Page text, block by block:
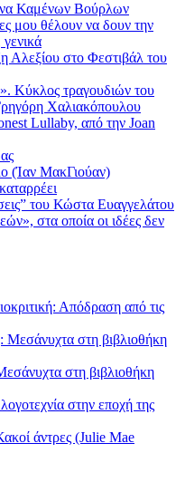
Καμένων Βούρλων
μου θέλουν να δουν την
Αλεξίου στο Φεστιβάλ του
τραγουδιών του
Χαλιακόπουλου
Lullaby, από την Joan
(Ίαν ΜακΓιούαν)
του Κώστα Ευαγγελάτου
στα οποία οι ιδέες δεν
Απόδραση από τις
Μεσάνυχτα στη βιβλιοθήκη
στη βιβλιοθήκη
στην εποχή της
άντρες (Julie Mae